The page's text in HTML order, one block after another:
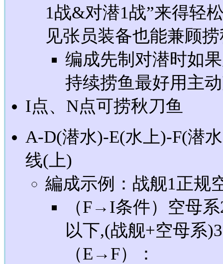
1战&对潜1战”来得轻
见张员装备也能兼顾
编成先制对潜时如
持续捞鱼最好用主
I点、N点可捞秋刀鱼
A-D(潜水)-E(水上)-F(潜
线(上)
編成示例：战舰1正规
（F→I条件）空母
以下,(战舰+空母系
（E→F）：